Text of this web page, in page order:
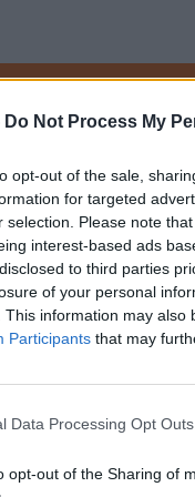
Do Not Process My
opt-out of the sale,
for targeted
selection. Please note
interest-based ads
to third parties
of your personal
This information may
Participants that may
Data Processing Opt Outs
opt-out of the Sharing of
medium w
Karolina z
pensji.